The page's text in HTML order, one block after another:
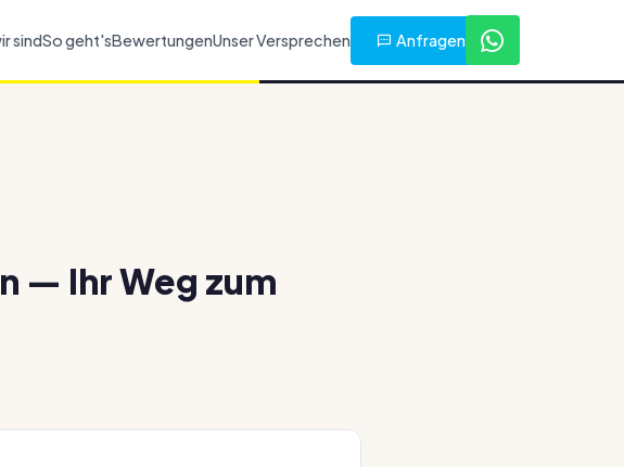
sindSo geht'sBewertungenUnser Versprechen Anfragen
— Ihr Weg zum